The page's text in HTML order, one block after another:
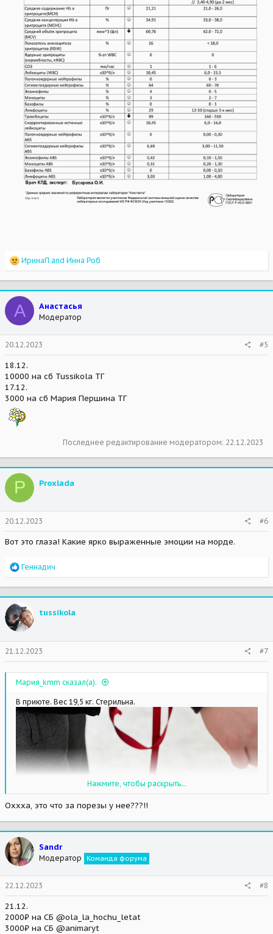
R
a
c
t
i
o
n
s
:
ИринаП and Инна Роб
А Анастасья
Модератор
20.12.2023 #5
18.12.
10000 на сб Tussikola ТГ
17.12.
3000 на сб Мария Першина ТГ
Последнее редактирование модератором: 22.12.2023
P Proxlada
20.12.2023 #6
Вот это глаза! Какие ярко выраженные эмоции на морде.
R
a
c
t
i
o
s
:
Геннадич
tussikola
21.12.2023 #7
Мария_kmm сказал(а):
В приюте. Вес 19,5 кг. Стерильна.
Нажмите, чтобы раскрыть...
Оххха, это что за порезы у нее???!!
Sandr
Модератор Команда форума
22.12.2023 #8
21.12.
2000₽ на СБ @ola_la_hochu_letat
3000₽ на СБ @animaryt